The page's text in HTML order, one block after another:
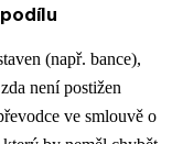
(např. bance),
není postižen
ve smlouvě o